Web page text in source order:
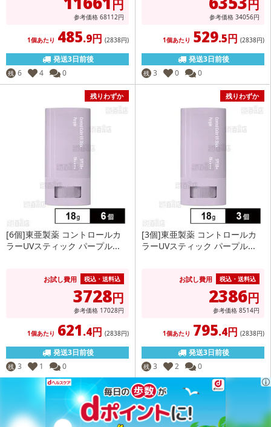
円
参考価格 68112円
1個あたり 485.9円 (2838円)
発送3日前後
残 6 4 0
円
参考価格 34056円
1個あたり 529.5円 (2838円)
発送3日前後
残 3 0 0
残りわずか
[6個]東亜製薬 コントロールカ
ラーUVスティック パープル...
お試し費用 税込・送料込
3728円
参考価格 17028円
1個あたり 621.4円 (2838円)
発送3日前後
残 3 1 0
残りわずか
[3個]東亜製薬 コントロールカ
ラーUVスティック パープル...
お試し費用 税込・送料込
2386円
参考価格 8514円
1個あたり 795.4円 (2838円)
発送3日前後
残 3 2 0